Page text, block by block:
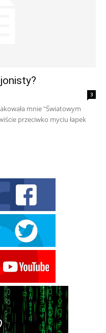
3
mnie "Światowym
przeciwko myciu łapek